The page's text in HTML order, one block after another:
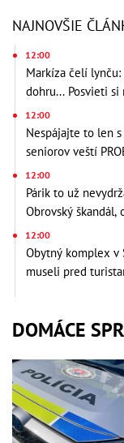
NAJNOVŠIE
12:00
Markíza čelí
12:00
Nespájajte to len
seniorov veští
12:00
Párik to už
Obrovský
12:00
Obytný komplex v
museli pred
DOMÁCE